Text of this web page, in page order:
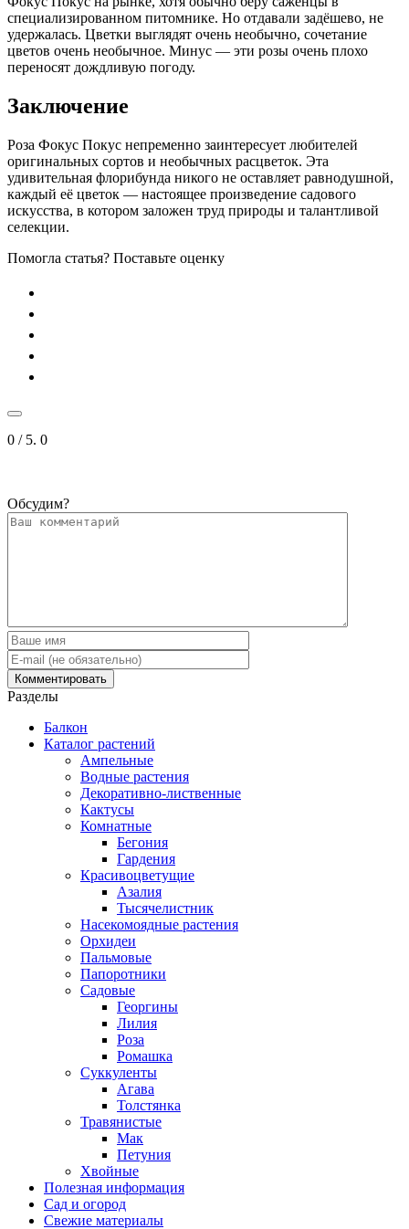
специализированном питомнике. Но отдавали задёшево, не
удержалась. Цветки выглядят очень необычно, сочетание
цветов очень необычное. Минус — эти розы очень плохо
переносят дождливую погоду.
Заключение
Роза Фокус Покус непременно заинтересует любителей
оригинальных сортов и необычных расцветок. Эта
удивительная флорибунда никого не оставляет равнодушной,
каждый её цветок — настоящее произведение садового
искусства, в котором заложен труд природы и талантливой
селекции.
Помогла статья? Поставьте оценку
0 / 5. 0
Обсудим?
Разделы
Балкон
Каталог растений
Ампельные
Водные растения
Декоративно-лиственные
Кактусы
Комнатные
Бегония
Гардения
Красивоцветущие
Азалия
Тысячелистник
Насекомоядные растения
Орхидеи
Пальмовые
Папоротники
Садовые
Георгины
Лилия
Роза
Ромашка
Суккуленты
Агава
Толстянка
Травянистые
Мак
Петуния
Хвойные
Полезная информация
Сад и огород
Свежие материалы